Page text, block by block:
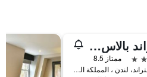
ستراند بالاس هوتل
ممتاز 8.5
372 ستراند، لندن ، المملكة المتحدة, لندن, المملكة المتحدة